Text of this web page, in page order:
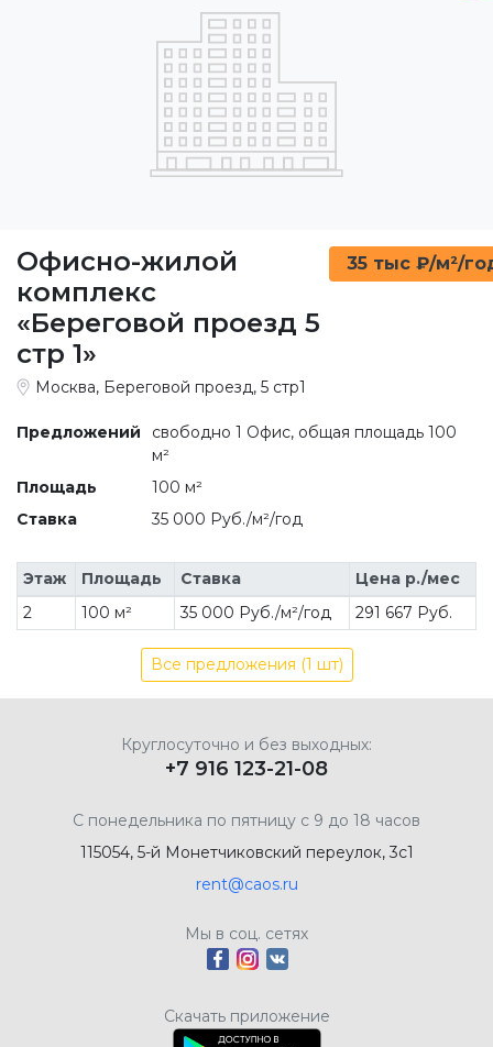
Офисно-жилой
комплекс
«Береговой проезд 5
стр 1»
35 тыс ₽/м²/
Москва, Береговой проезд, 5 стр1
Предложений
свободно 1 Офис, общая площадь 100
м²
Площадь
100 м²
Ставка
35 000 Руб./м²/год
Этаж Площадь Ставка
Цена р./мес
2
100 м² 35 000 Руб./м²/год 291 667 Руб.
Все предложения (1 шт)
Круглосуточно и без выходных:
+7 916 123-21-08
С понедельника по пятницу с 9 до 18 часов
115054, 5-й Монетчиковский переулок, 3с1
rent@caos.ru
Мы в соц. сетях
Скачать приложение